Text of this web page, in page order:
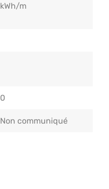
kWh/m
0
Non communiqué